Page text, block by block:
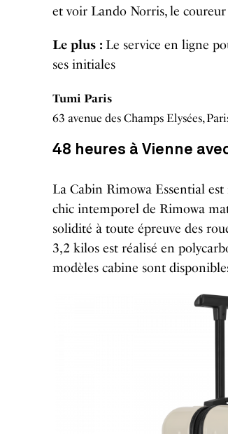
et voir Lando Norris, le
Le plus : Le service en ligne
ses initiales
Tumi Paris
63 avenue des Champs Elysées,
48 heures à Vienne
La Cabin Rimowa Essential
chic intemporel de Rimowa
solidité à toute épreuve des
3,2 kilos est réalisé en
modèles cabine sont